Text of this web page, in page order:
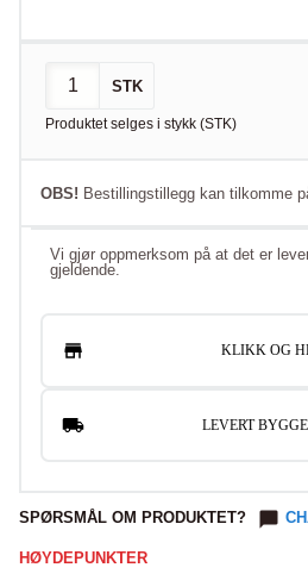
STK
Produktet selges i stykk (STK)
OBS! Bestillingstillegg kan tilkomme
Vi gjør oppmerksom på at det er
gjeldende.
KLIKK OG
LEVERT
SPØRSMÅL OM PRODUKTET?
HØYDEPUNKTER